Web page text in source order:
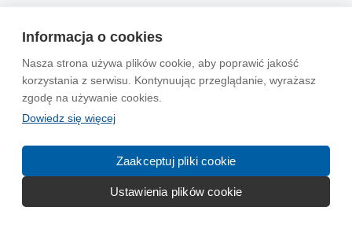
Informacja o cookies
Nasza strona używa plików cookie, aby poprawić jakość
korzystania z serwisu. Kontynuując przeglądanie, wyrażasz
zgodę na używanie cookies.
Dowiedz się więcej
Zaakceptuj pliki cookie
Ustawienia plików cookie